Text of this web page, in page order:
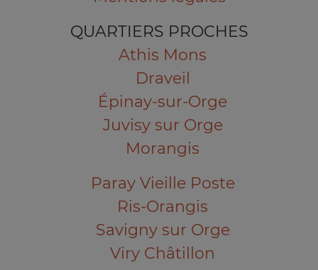
QUARTIERS PROCHES
Athis Mons
Draveil
Épinay-sur-Orge
Juvisy sur Orge
Morangis
Paray Vieille Poste
Ris-Orangis
Savigny sur Orge
Viry Châtillon